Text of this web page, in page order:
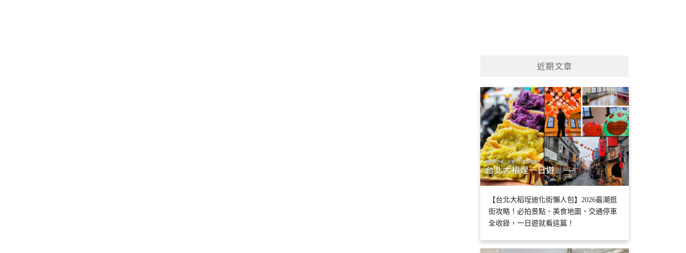
近期文章
【台北大稻埕迪化街懶人包】2026最潮逛
街攻略！必拍景點、美食地圖、交通停車
全收錄，一日遊就看這篇！